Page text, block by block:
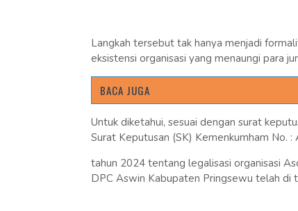
Langkah tersebut tak hanya menjadi
eksistensi organisasi yang menaungi para
BACA JUGA
Untuk diketahui, sesuai dengan surat
Surat Keputusan (SK) Kemenkumham No.
tahun 2024 tentang legalisasi organisasi
DPC Aswin Kabupaten Pringsewu telah di